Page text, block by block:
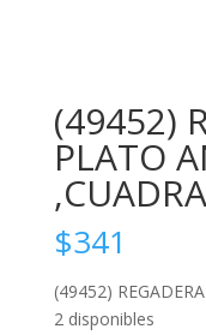
(49452)
PLATO
$341
(49452)
2 disponibles